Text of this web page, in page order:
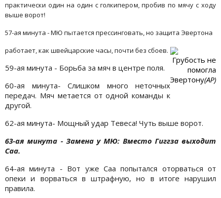
практически один на один с голкипером, пробив по мячу с ходу
выше ворот!
57-ая минута - МЮ пытается прессинговать, но защита Эвертона
Грубость не
помогла
Эвертону(АР)
работает, как швейцарские часы, почти без сбоев.
59-ая минута - Борьба за мяч в центре поля.
60-ая минута- Слишком много неточных
передач. Мяч метается от одной команды к
другой.
62-ая минута- Мощный удар Тевеса! Чуть выше ворот.
63-ая минута - Замена у МЮ: Вместо Гиггза выходит
Саа.
64-ая минута - Вот уже Саа попытался оторваться от
опеки и ворваться в штрафную, но в итоге нарушил
правила.